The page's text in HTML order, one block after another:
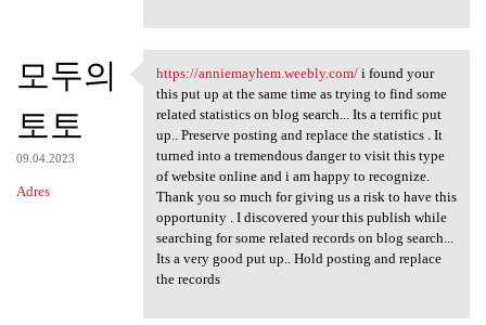
모두의
토토
09.04.2023
Adres
https://anniemayhem.weebly
https://anniemayhem.weebly.com/i found your
this put up at the same time as trying to find some
related statistics on blog search... Its a terrific put
up.. Preserve posting and replace the statistics . It
turned into a tremendous danger to visit this type
of website online and i am happy to recognize.
Thank you so much for giving us a risk to have this
opportunity . I discovered your this publish while
searching for some related records on blog search...
Its a very good put up.. Hold posting and replace
the records